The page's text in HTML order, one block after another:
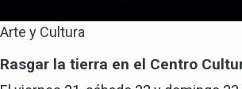
Arte y Cultura
Rasgar la tierra en el Centro